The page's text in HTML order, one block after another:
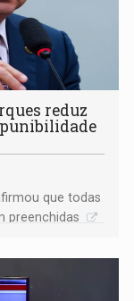
reduz
punibilidade
que todas
preenchidas